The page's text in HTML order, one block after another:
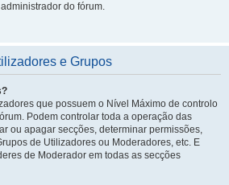
do fórum.
e Grupos
que possuem o Nível Máximo de controlo
Podem controlar toda a operação das
ou apagar secções, determinar permissões,
de Utilizadores ou Moderadores, etc. E
de Moderador em todas as secções